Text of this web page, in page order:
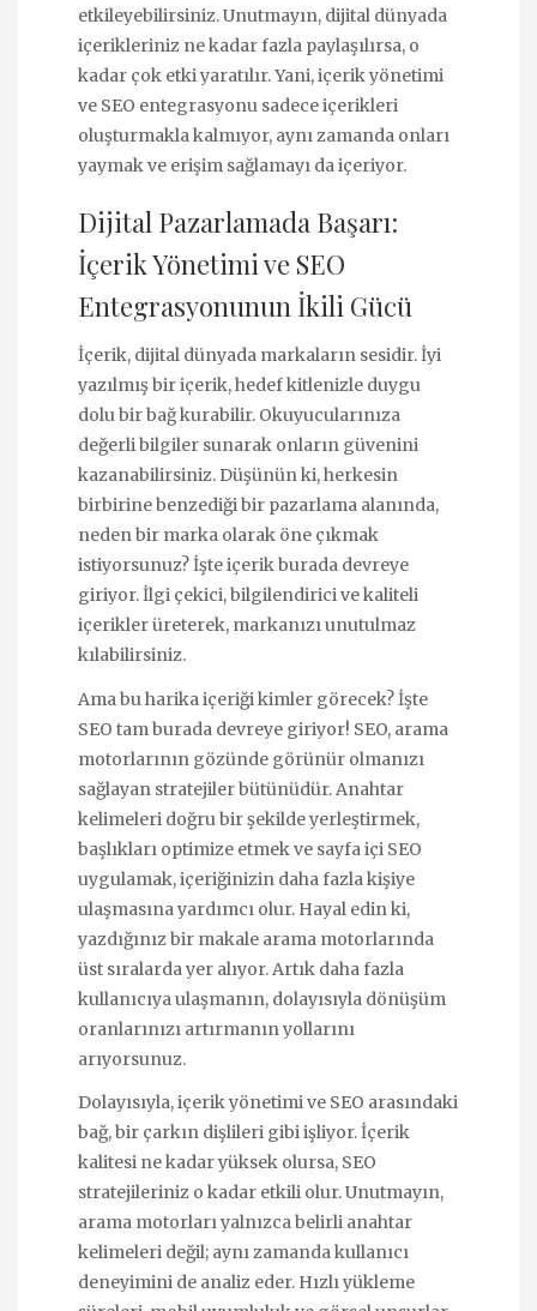
etkileyebilirsiniz. Unutmayın, dijital dünyada
içerikleriniz ne kadar fazla paylaşılırsa, o
kadar çok etki yaratılır. Yani, içerik yönetimi
ve SEO entegrasyonu sadece içerikleri
oluşturmakla kalmıyor, aynı zamanda onları
yaymak ve erişim sağlamayı da içeriyor.
Dijital Pazarlamada Başarı:
İçerik Yönetimi ve SEO
Entegrasyonunun İkili Gücü
İçerik, dijital dünyada markaların sesidir. İyi
yazılmış bir içerik, hedef kitlenizle duygu
dolu bir bağ kurabilir. Okuyucularınıza
değerli bilgiler sunarak onların güvenini
kazanabilirsiniz. Düşünün ki, herkesin
birbirine benzediği bir pazarlama alanında,
neden bir marka olarak öne çıkmak
istiyorsunuz? İşte içerik burada devreye
giriyor. İlgi çekici, bilgilendirici ve kaliteli
içerikler üreterek, markanızı unutulmaz
kılabilirsiniz.
Ama bu harika içeriği kimler görecek? İşte
SEO tam burada devreye giriyor! SEO, arama
motorlarının gözünde görünür olmanızı
sağlayan stratejiler bütünüdür. Anahtar
kelimeleri doğru bir şekilde yerleştirmek,
başlıkları optimize etmek ve sayfa içi SEO
uygulamak, içeriğinizin daha fazla kişiye
ulaşmasına yardımcı olur. Hayal edin ki,
yazdığınız bir makale arama motorlarında
üst sıralarda yer alıyor. Artık daha fazla
kullanıcıya ulaşmanın, dolayısıyla dönüşüm
oranlarınızı artırmanın yollarını
arıyorsunuz.
Dolayısıyla, içerik yönetimi ve SEO arasındaki
bağ, bir çarkın dişlileri gibi işliyor. İçerik
kalitesi ne kadar yüksek olursa, SEO
stratejileriniz o kadar etkili olur. Unutmayın,
arama motorları yalnızca belirli anahtar
kelimeleri değil; aynı zamanda kullanıcı
deneyimini de analiz eder. Hızlı yükleme